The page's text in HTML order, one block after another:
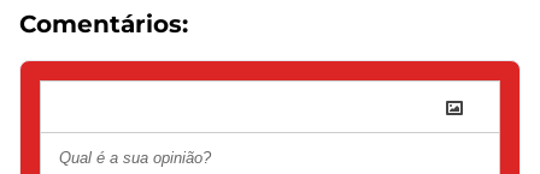
Comentários: